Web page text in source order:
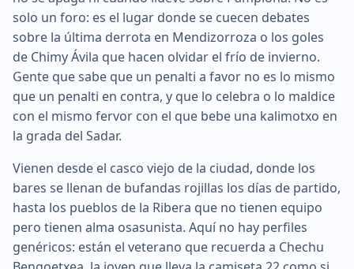
solo un foro: es el lugar donde se cuecen debates
sobre la última derrota en Mendizorroza o los goles
de Chimy Ávila que hacen olvidar el frío de invierno.
Gente que sabe que un penalti a favor no es lo mismo
que un penalti en contra, y que lo celebra o lo maldice
con el mismo fervor con el que bebe una kalimotxo en
la grada del Sadar.
Vienen desde el casco viejo de la ciudad, donde los
bares se llenan de bufandas rojillas los días de partido,
hasta los pueblos de la Ribera que no tienen equipo
pero tienen alma osasunista. Aquí no hay perfiles
genéricos: están el veterano que recuerda a Chechu